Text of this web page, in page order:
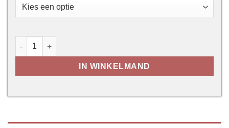
HDD Pro Anna Lucia - Zwart aantal
IN WINKELMAND